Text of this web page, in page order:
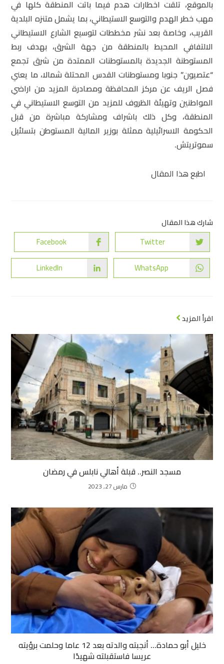
بالموقع، تلقت اخطارات هدم فيما باتت المنطقة كلها في
مهب خطر الهدم والتوسع الاستيطاني، بما يشمل متنزه البلدية
القريب، وخاصة بعد نشر مخططات لتوسيع الشارع الاستيطاني
الالتفافي المحيط بالمنطقة من جهة الشرق، بهدف ربط
المستوطنة الجديدة بالمستوطنات الممتدة من شرق تجمع
“عتصيون” جنوبا ومستوطنات القدس المحتلة شمالا، ما يعني
فصل الريف عن مركز المحافظة ومصادرة المزيد من اراضي
المواطنين وتهيئة الظروف للمزيد من التوسع الاستيطاني في
المنطقة، وكل ذلك باشراف ومشاركة مباشرة من قبل
الحكومة الاسرائيلية ممثلة بوزير المالية المستوطن بتسلئيل
سموتريتش.
اطبع هذا المقال
شارك هذا المقال
Twitter
Facebook
WhatsApp
LinkedIn
اقرأ المزيد
مسجد النصر.. قبلة أهالي نابلس في رمضان
مارس 27, 2023
خليل أبو حمادة… أنجبته والدته بعد 12 عاما وحلمت برؤيته
عريسا فاستقبلته شهيدًا